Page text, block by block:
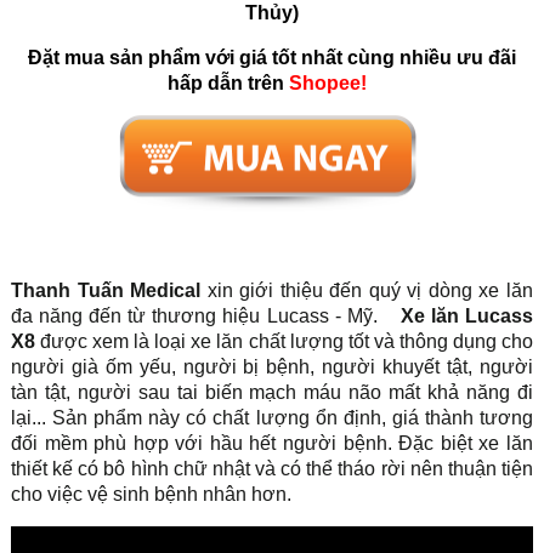
Thủy)
Đặt mua sản phẩm với giá tốt nhất cùng nhiều ưu đãi
hấp dẫn trênShopee!
Thanh Tuấn Medical xin giới thiệu đến quý vị dòng xe lăn
đa năng đến từ thương hiệu Lucass - Mỹ.
Xe lăn Lucass
X8được xem là loại xe lăn chất lượng tốt và thông dụng cho
người già ốm yếu, người bị bệnh, người khuyết tật, người
tàn tật, người sau tai biến mạch máu não mất khả năng đi
lại... Sản phẩm này có chất lượng ổn định, giá thành tương
đối mềm phù hợp với hầu hết người bệnh. Đặc biệt xe lăn
thiết kế có bô hình chữ nhật và có thể tháo rời nên thuận tiện
cho việc vệ sinh bệnh nhân hơn.